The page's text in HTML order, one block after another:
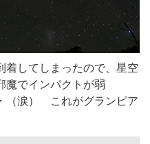
着してしまったので、星空
でインパクトが弱
（涙） これがグランピア